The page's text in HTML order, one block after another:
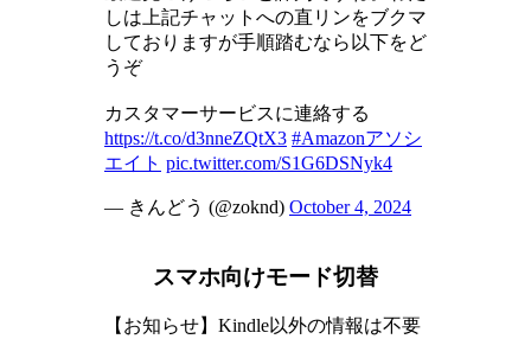
しは上記チャットへの直リンをブクマ
しておりますが手順踏むなら以下をど
うぞ
カスタマーサービスに連絡する
https://t.co/d3nneZQtX3 #Amazonアソシ
エイト pic.twitter.com/S1G6DSNyk4
— きんどう (@zoknd) October 4, 2024
スマホ向けモード切替
【お知らせ】Kindle以外の情報は不要